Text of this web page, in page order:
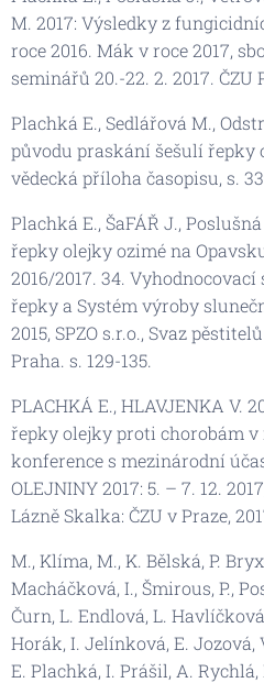
M. 2017: Výsledky z
roce 2016. Mák v roce 2017,
seminářů 20.-22. 2. 2017. ČZU
Plachká E., Sedlářová M.,
původu praskání šešulí řepky
vědecká příloha časopisu, s.
Plachká E., ŠaFÁŘ J.,
řepky olejky ozimé na
2016/2017. 34.
řepky a Systém výroby
2015, SPZO s.r.o., Svaz
Praha. s. 129-135.
PLACHKÁ E., HLAVJENKA V.
řepky olejky proti chorobám v
konference s mezinárodní
OLEJNINY 2017: 5. – 7. 12.
Lázně Skalka: ČZU v Praze,
M., Klíma, M., K. Bělská, P.
Macháčková, I., Šmirous, P.,
Čurn, L. Endlová, L.
Horák, I. Jelínková, E. Jozová,
E. Plachká, I. Prášil, A. Rychlá,